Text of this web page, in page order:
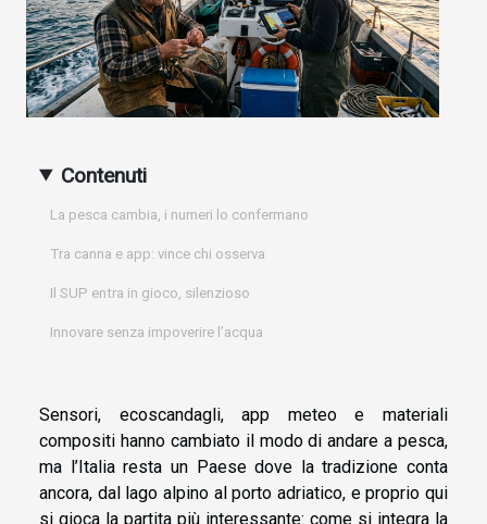
Contenuti
La pesca cambia, i numeri lo confermano
Tra canna e app: vince chi osserva
Il SUP entra in gioco, silenzioso
Innovare senza impoverire l’acqua
Sensori, ecoscandagli, app meteo e materiali
compositi hanno cambiato il modo di andare a pesca,
ma l’Italia resta un Paese dove la tradizione conta
ancora, dal lago alpino al porto adriatico, e proprio qui
si gioca la partita più interessante: come si integra la